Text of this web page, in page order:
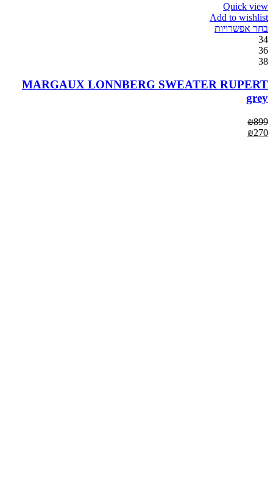
Quick view
Add to wishlist
בחר אפשרויות
34
36
38
MARGAUX LONNBERG SWEATER RUPERT
grey
₪899
₪270